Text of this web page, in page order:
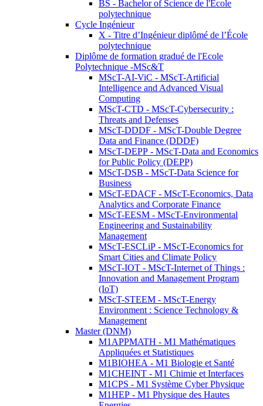
BS - Bachelor of Science de l'Ecole
polytechnique
Cycle Ingénieur
X - Titre d’Ingénieur diplômé de l’École
polytechnique
Diplôme de formation gradué de l'Ecole
Polytechnique -MSc&T
MScT-AI-ViC - MScT-Artificial
Intelligence and Advanced Visual
Computing
MScT-CTD - MScT-Cybersecurity :
Threats and Defenses
MScT-DDDF - MScT-Double Degree
Data and Finance (DDDF)
MScT-DEPP - MScT-Data and Economics
for Public Policy (DEPP)
MScT-DSB - MScT-Data Science for
Business
MScT-EDACF - MScT-Economics, Data
Analytics and Corporate Finance
MScT-EESM - MScT-Environmental
Engineering and Sustainability
Management
MScT-ESCLiP - MScT-Economics for
Smart Cities and Climate Policy
MScT-IOT - MScT-Internet of Things :
Innovation and Management Program
(IoT)
MScT-STEEM - MScT-Energy
Environment : Science Technology &
Management
Master (DNM)
M1APPMATH - M1 Mathématiques
Appliquées et Statistiques
M1BIOHEA - M1 Biologie et Santé
M1CHEINT - M1 Chimie et Interfaces
M1CPS - M1 Système Cyber Physique
M1HEP - M1 Physique des Hautes